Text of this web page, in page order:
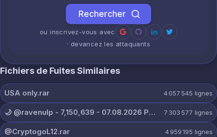
Rechercher
ou inscrivez-vous avec
· devancez les attaquants
Fichiers de Fuites Similaires
USA only.rar 4 057 545 lignes
🌙 @ravenulp - 7,150,639 - 07.08.2026 PRIVATE.txt 7 303 577 lignes
@CryptogoL12.rar 4 959 195 lignes